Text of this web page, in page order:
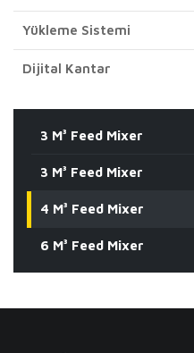
3 M³ Feed Mixer
3 M³ Feed Mixer
4 M³ Feed Mixer
6 M³ Feed Mixer
Yükleme Sistemi
Dijital Kantar